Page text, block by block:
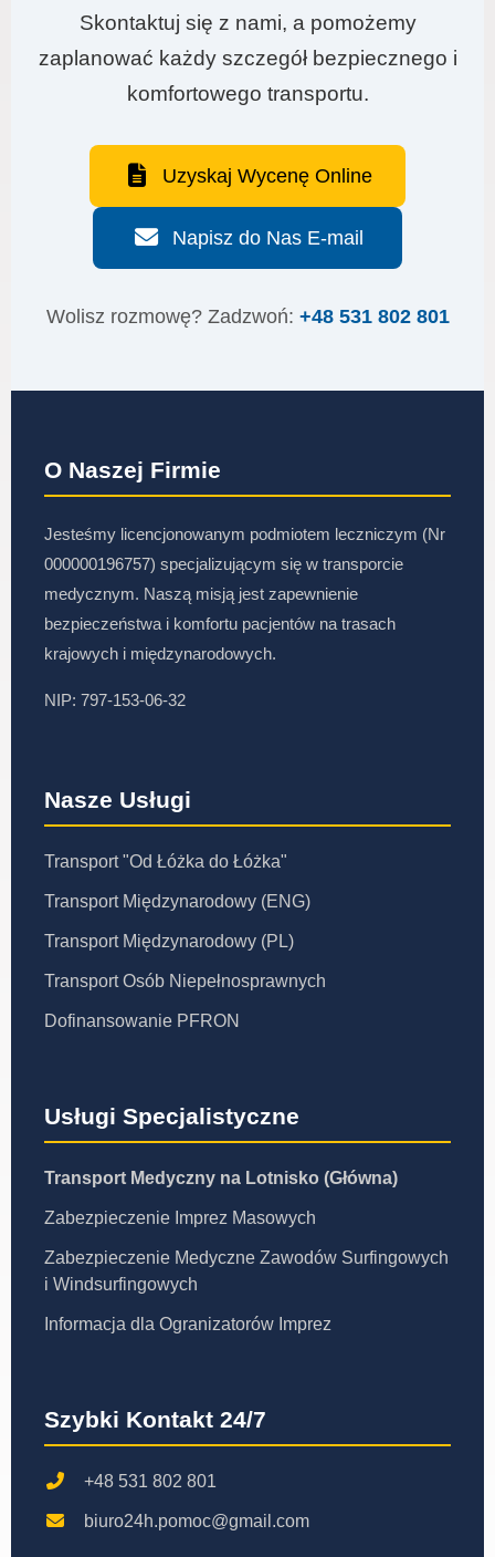
Skontaktuj się z nami, a pomożemy
zaplanować każdy szczegół bezpiecznego i
komfortowego transportu.
Uzyskaj Wycenę Online
Napisz do Nas E-mail
Wolisz rozmowę? Zadzwoń: +48 531 802 801
O Naszej Firmie
Jesteśmy licencjonowanym podmiotem leczniczym (Nr
000000196757) specjalizującym się w transporcie
medycznym. Naszą misją jest zapewnienie
bezpieczeństwa i komfortu pacjentów na trasach
krajowych i międzynarodowych.
NIP: 797-153-06-32
Nasze Usługi
Transport "Od Łóżka do Łóżka"
Transport Międzynarodowy (ENG)
Transport Międzynarodowy (PL)
Transport Osób Niepełnosprawnych
Dofinansowanie PFRON
Usługi Specjalistyczne
Transport Medyczny na Lotnisko (Główna)
Zabezpieczenie Imprez Masowych
Zabezpieczenie Medyczne Zawodów Surfingowych
i Windsurfingowych
Informacja dla Ogranizatorów Imprez
Szybki Kontakt 24/7
+48 531 802 801
biuro24h.pomoc@gmail.com